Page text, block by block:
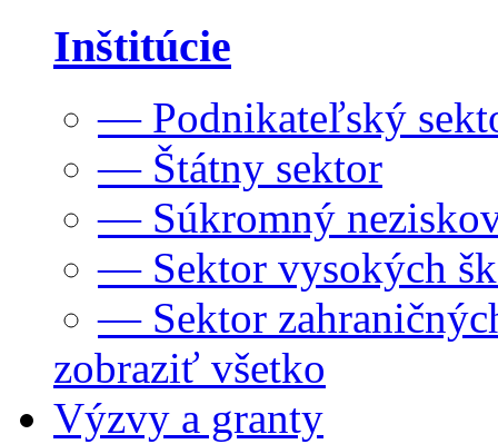
Inštitúcie
— Podnikateľský
— Štátny sektor
— Súkromný
— Sektor vysokých
— Sektor
zobraziť všetko
Výzvy a granty